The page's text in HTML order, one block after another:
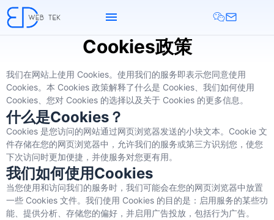
Cookies政策
我们在网站上使用 Cookies。使用我们的服务即表示您同意使用
Cookies。本 Cookies 政策解释了什么是 Cookies、我们如何使用
Cookies、您对 Cookies 的选择以及关于 Cookies 的更多信息。
什么是Cookies？
Cookies 是您访问的网站通过网页浏览器发送的小块文本。Cookie 文
件存储在您的网页浏览器中，允许我们的服务或第三方识别您，使您
下次访问时更加便捷，并使服务对您更有用。
我们如何使用Cookies
当您使用和访问我们的服务时，我们可能会在您的网页浏览器中放置
一些 Cookies 文件。我们使用 Cookies 的目的是：启用服务的某些功
能、提供分析、存储您的偏好，并启用广告投放，包括行为广告。